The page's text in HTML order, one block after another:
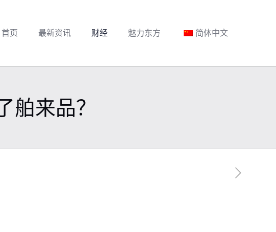
首页 最新资讯 财经 魅力东方 简体中文
来品？